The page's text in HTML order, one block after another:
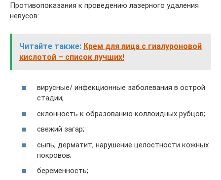
Противопоказания к проведению лазерного удаления
невусов:
Читайте также: Крем для лица с гиалуроновой
кислотой – список лучших!
вирусные/ инфекционные заболевания в острой
стадии;
склонность к образованию коллоидных рубцов;
свежий загар;
сыпь, дерматит, нарушение целостности кожных
покровов;
беременность;